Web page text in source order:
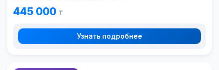
445 000 ₸
Узнать подробнее